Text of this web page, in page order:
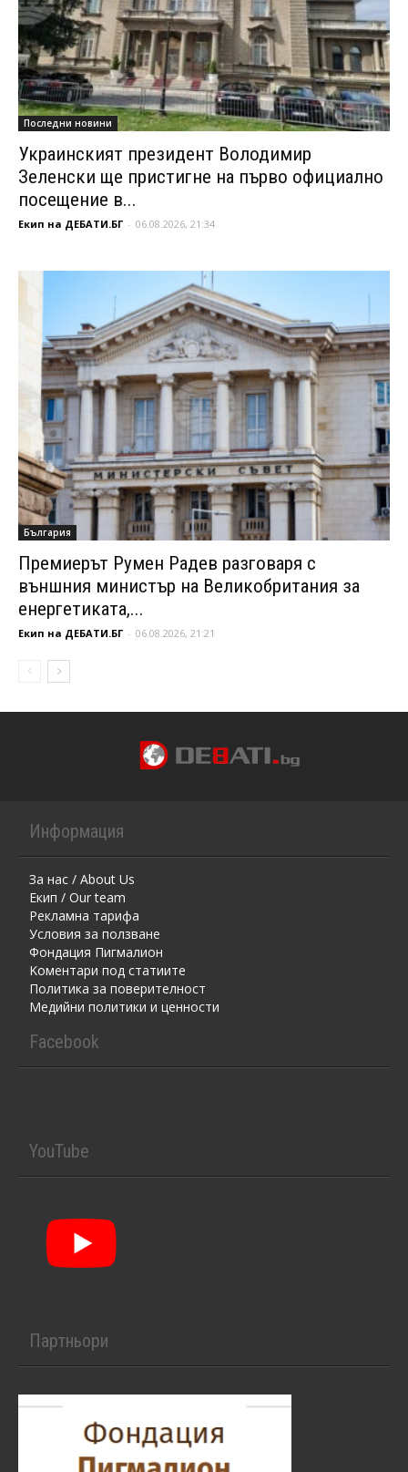
Последни новини
Украинският президент Володимир
Зеленски ще пристигне на първо официално
посещение в...
Екип на ДЕБАТИ.БГ - 06.08.2026, 21:34
България
Премиерът Румен Радев разговаря с
външния министър на Великобритания за
енергетиката,...
Екип на ДЕБАТИ.БГ - 06.08.2026, 21:21
Информация
За нас / About Us
Екип / Our team
Рекламна тарифа
Условия за ползване
Фондация Пигмалион
Kоментaри под статиите
Политика за поверителност
Медийни политики и ценности
Facebook
YouTube
Партньори